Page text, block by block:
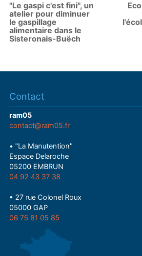
"Le gaspi c'est fini", un
atelier pour diminuer
le gaspillage
alimentaire dans le
Sisteronais-Buëch
Contact
ram05
contact@ram05.fr
• "La Manutention"
Espace Delaroche
05200 EMBRUN
04 92 43 37 38
• 27 rue Colonel Roux
05000 GAP
06 75 81 05 85